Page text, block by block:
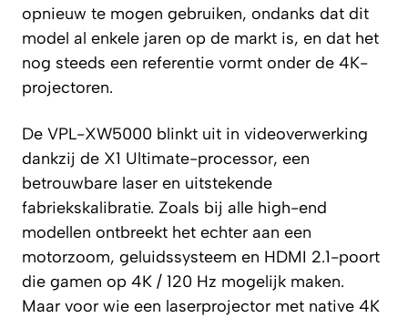
opnieuw te mogen gebruiken, ondanks dat dit
model al enkele jaren op de markt is, en dat het
nog steeds een referentie vormt onder de 4K-
projectoren.
De VPL-XW5000 blinkt uit in videoverwerking
dankzij de X1 Ultimate-processor, een
betrouwbare laser en uitstekende
fabriekskalibratie. Zoals bij alle high-end
modellen ontbreekt het echter aan een
motorzoom, geluidssysteem en HDMI 2.1-poort
die gamen op 4K / 120 Hz mogelijk maken.
Maar voor wie een laserprojector met native 4K